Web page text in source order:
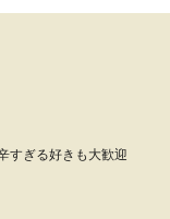
すぎる好きも大歓迎